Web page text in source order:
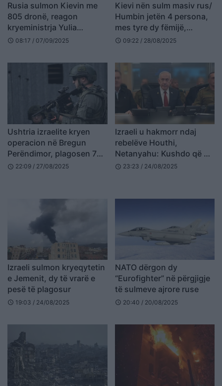
Rusia sulmon Kievin me
805 dronë, reagon
kryeministrja Yulia
Svyrydenko: Çatia dhe
qeveritare u dëmtuan
schedule 08:17 / 07/09/2025
Kievi nën sulm masiv rus/
Humbin jetën 4 persona,
mes tyre dy fëmijë,
plagosen dhjetëra të tjerë
schedule 09:22 / 28/08/2025
Ushtria izraelite kryen
operacion në Bregun
Perëndimor, plagosen 7
persona
schedule 22:09 / 27/08/2025
Izraeli u hakmorr ndaj
rebelëve Houthi,
Netanyahu: Kushdo që na
sulmon, do të goditet
schedule 23:23 / 24/08/2025
Izraeli sulmon kryeqytetin
e Jemenit, dy të vrarë e
pesë të plagosur
schedule 19:03 / 24/08/2025
NATO dërgon dy
“Eurofighter” në përgjigje
të sulmeve ajrore ruse
schedule 20:40 / 20/08/2025